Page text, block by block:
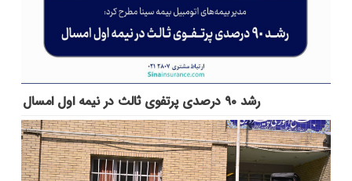
رشد ۹۰ درصدی پرتفوی ثالث در نیمه اول امسال